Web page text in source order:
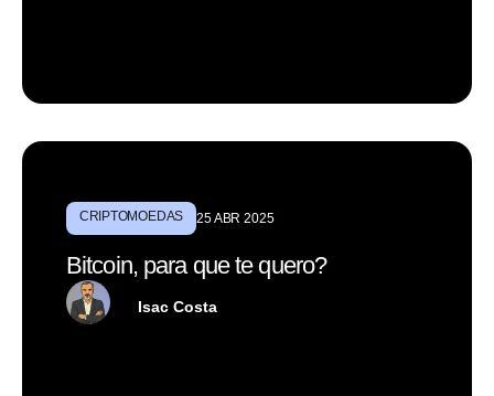
CRIPTOMOEDAS 25 ABR 2025
Bitcoin, para que te quero?
Isac Costa